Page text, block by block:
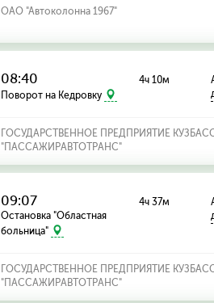
ОАО "Автоколонна 1967"
08:40
Поворот на Кедровку
4ч 10м
ГОСУДАРСТВЕННОЕ ПРЕДПРИЯТИЕ
"ПАССАЖИРАВТОТРАНС"
09:07
Остановка "Областная
больница"
4ч 37м
ГОСУДАРСТВЕННОЕ ПРЕДПРИЯТИЕ
"ПАССАЖИРАВТОТРАНС"